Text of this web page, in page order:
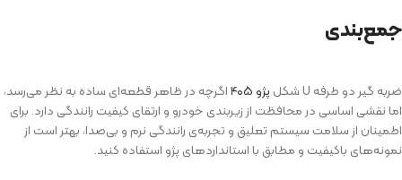
جمع‌بندی
ضربه گیر دو طرفه U شکل پژو ۴۰۵
اگرچه در ظاهر قطعه‌ای ساده به نظر می‌رسد،
اما نقشی اساسی در محافظت از زیر‌بندی خودرو و ارتقای کیفیت رانندگی دارد. برای
اطمینان از سلامت سیستم تعلیق و تجربه‌ی رانندگی نرم و بی‌صدا، بهتر است از
نمونه‌های با‌کیفیت و مطابق با استانداردهای پژو استفاده کنید.